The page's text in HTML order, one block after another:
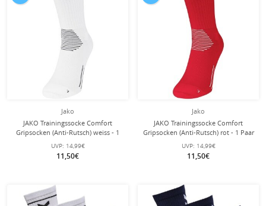
Jako
JAKO Trainingssocke Comfort
Gripsocken (Anti-Rutsch) weiss - 1
Paar
UVP: 14,99€
11,50€
Jako
JAKO Trainingssocke Comfort
Gripsocken (Anti-Rutsch) rot - 1 Paar
UVP: 14,99€
11,50€